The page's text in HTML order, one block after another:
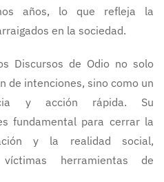
años, lo que refleja la
en la sociedad.
Discursos de Odio no solo
de intenciones, sino como un
y acción rápida. Su
fundamental para cerrar la
y la realidad social,
herramientas de